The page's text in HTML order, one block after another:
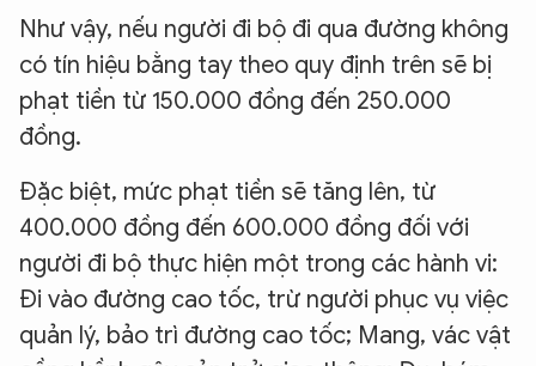
Như vậy, nếu người đi bộ đi qua đường không
có tín hiệu bằng tay theo quy định trên sẽ bị
phạt tiền từ 150.000 đồng đến 250.000
đồng.
Đặc biệt, mức phạt tiền sẽ tăng lên, từ
400.000 đồng đến 600.000 đồng đối với
người đi bộ thực hiện một trong các hành vi:
Đi vào đường cao tốc, trừ người phục vụ việc
quản lý, bảo trì đường cao tốc; Mang, vác vật